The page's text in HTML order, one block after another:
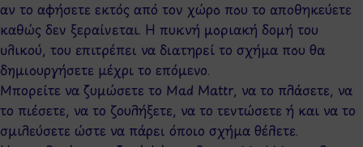
αν το αφήσετε εκτός από τον χώρο που το αποθηκεύετε
καθώς δεν ξεραίνεται. Η πυκνή μοριακή δομή του
υλικού, του επιτρέπει να διατηρεί το σχήμα που θα
δημιουργήσετε μέχρι το επόμενο.
Μπορείτε να ζυμώσετε το Mad Mattr, να το πλάσετε, να
το πιέσετε, να το ζουλήξετε, να το τεντώσετε ή και να το
σμιλεύσετε ώστε να πάρει όποιο σχήμα θέλετε.